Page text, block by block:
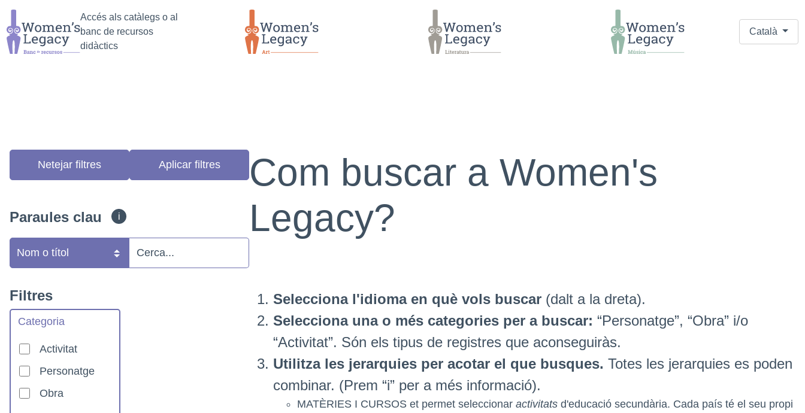
a la
cerca
contingut
principal
primer
resultat
Accés als catàlegs o al
banc de recursos
didàctics
Català
Netejar filtres
Paraules clau i
Filtres
Categoria
Activitat
Personatge
Obra
Resultats de la cerca
Com buscar a Women's
Legacy?
Selecciona l'idioma en què vols buscar (dalt a la dreta).
Selecciona una o més categories per a buscar: “Personatge”, “Obra” i/o
“Activitat”. Són els tipus de registres que aconseguiràs.
Utilitza les jerarquies per acotar el que busques. Totes les jerarquies es poden
combinar. (Prem “i” per a més informació).
MATÈRIES I CURSOS et permet seleccionar activitats d'educació secundària. Cada país té el seu propi